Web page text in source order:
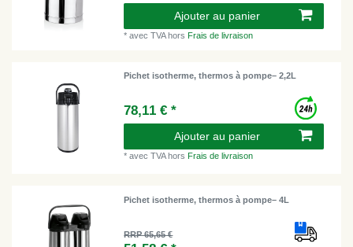
Ajouter au panier
*avec TVAhorsFrais de livraison
Pichet isotherme, thermos à pompe– 2,2L
78,11 € *
Ajouter au panier
*avec TVAhorsFrais de livraison
Pichet isotherme, thermos à pompe– 4L
RRP 65,65 €